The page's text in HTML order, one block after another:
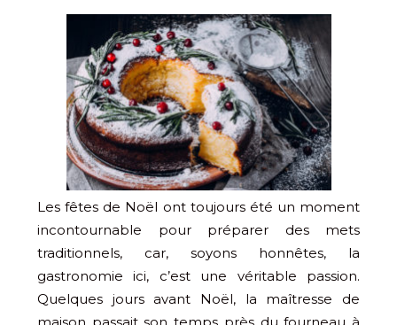
Les fêtes de Noël ont toujours été un moment
incontournable pour préparer des mets
traditionnels, car, soyons honnêtes, la
gastronomie ici, c’est une véritable passion.
Quelques jours avant Noël, la maîtresse de